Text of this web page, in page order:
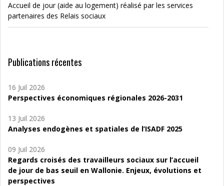
Accueil de jour (aide au logement) réalisé par les services
partenaires des Relais sociaux
Publications récentes
16 Juil 2026
Perspectives économiques régionales 2026-2031
13 Juil 2026
Analyses endogènes et spatiales de l’ISADF 2025
09 Juil 2026
Regards croisés des travailleurs sociaux sur l’accueil
de jour de bas seuil en Wallonie. Enjeux, évolutions et
perspectives